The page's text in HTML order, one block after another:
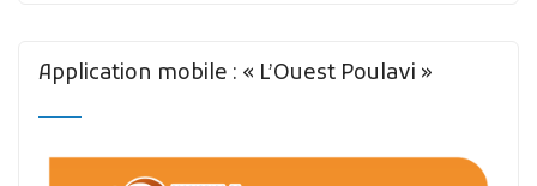
Application mobile : « L’Ouest Poulavi »